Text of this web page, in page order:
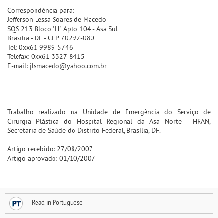
Correspondência para:
Jefferson Lessa Soares de Macedo
SQS 213 Bloco "H" Apto 104 - Asa Sul
Brasília - DF - CEP 70292-080
Tel: 0xx61 9989-5746
Telefax: 0xx61 3327-8415
E-mail: jlsmacedo@yahoo.com.br
Trabalho realizado na Unidade de Emergência do Serviço de
Cirurgia Plástica do Hospital Regional da Asa Norte - HRAN,
Secretaria de Saúde do Distrito Federal, Brasília, DF.
Artigo recebido: 27/08/2007
Artigo aprovado: 01/10/2007
Read in Portuguese